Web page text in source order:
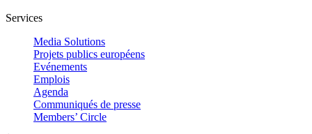
Services
Media Solutions
Projets publics européens
Evénements
Emplois
Agenda
Communiqués de presse
Members’ Circle